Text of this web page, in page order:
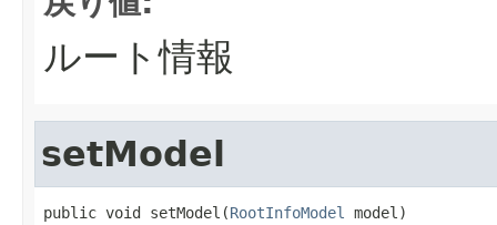
ルート情報
setModel
public void setModel(RootInfoModel model)